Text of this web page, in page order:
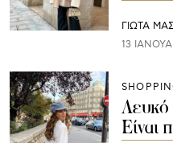
ΓΙΩΤΑ
13
Λευκό
Είναι